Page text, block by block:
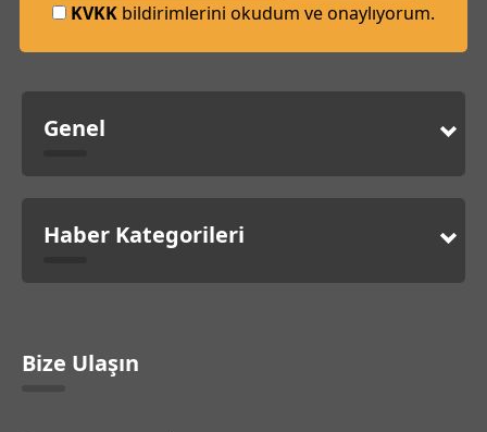
KVKK bildirimlerini okudum ve onaylıyorum.
Genel
Haber Kategorileri
Bize Ulaşın